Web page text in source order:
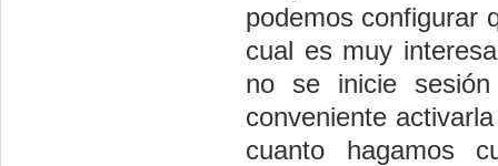
podemos configurar
cual es muy
no se inicie
conveniente
cuanto hagamos